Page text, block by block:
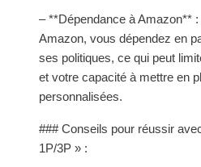
– **Dépendance à Amazon**
Amazon, vous dépendez en
ses politiques, ce qui peut
et votre capacité à mettre en
personnalisées.
### Conseils pour réussir
1P/3P » :